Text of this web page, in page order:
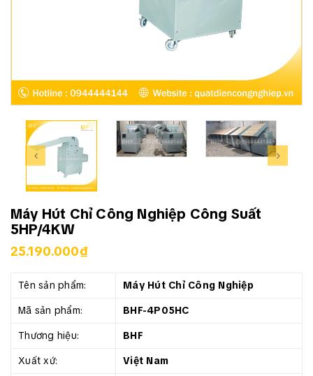
Máy Hút Chỉ Công Nghiệp Công Suất
5HP/4KW
25.190.000₫
Tên sản phẩm:
Máy Hút Chỉ Công Nghiệp
Mã sản phẩm:
BHF-4P05HC
Thương hiệu:
BHF
Xuất xứ:
Việt Nam